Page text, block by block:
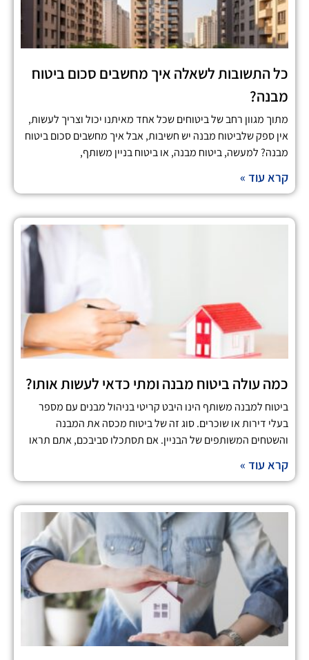
כל התשובות לשאלה איך מחשבים סכום ביטוח
מבנה?
מתוך מגוון רחב של ביטוחים שכל אחד מאיתנו יכול וצריך לעשות,
אין ספק שלביטוח מבנה יש חשיבות, אבל איך מחשבים סכום ביטוח
מבנה? למעשה, ביטוח מבנה, או ביטוח בניין משותף,
קרא עוד »
כמה עולה ביטוח מבנה ומתי כדאי לעשות אותו?
ביטוח למבנה משותף הינו היבט קריטי בניהול מבנים עם מספר
בעלי דירות או שוכרים. סוג זה של ביטוח מכסה את המבנה
והשטחים המשותפים של הבניין. אם תסתכלו סביבכם, אתם תראו
קרא עוד »